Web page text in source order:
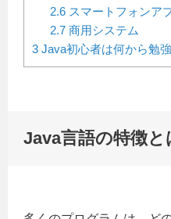
2.6スマートフォンア
2.7商用システム
3 Java初心者は何から勉
Java言語の特徴と